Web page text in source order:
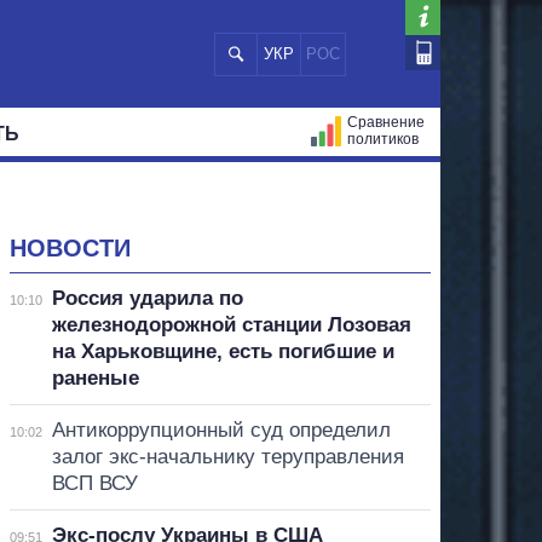
УКР РОС
Сравнение
политиков
НОВОСТИ
10:10
Россия ударила по
железнодорожной станции Лозовая
на Харьковщине, есть погибшие и
раненые
10:02
Антикоррупционный суд определил
залог экс-начальнику теруправления
ВСП ВСУ
09:51
Экс-послу Украины в США